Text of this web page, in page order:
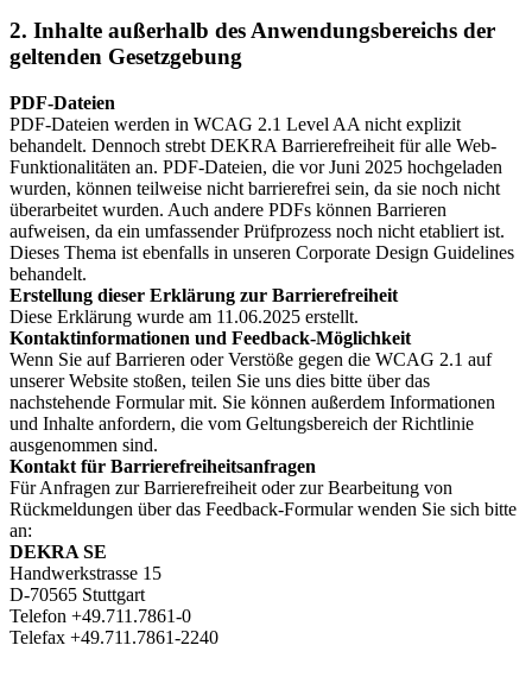
2. Inhalte außerhalb des Anwendungsbereichs der
geltenden Gesetzgebung
PDF-Dateien
PDF-Dateien werden in WCAG 2.1 Level AA nicht explizit
behandelt. Dennoch strebt DEKRA Barrierefreiheit für alle Web-
Funktionalitäten an. PDF-Dateien, die vor Juni 2025 hochgeladen
wurden, können teilweise nicht barrierefrei sein, da sie noch nicht
überarbeitet wurden. Auch andere PDFs können Barrieren
aufweisen, da ein umfassender Prüfprozess noch nicht etabliert ist.
Dieses Thema ist ebenfalls in unseren Corporate Design Guidelines
behandelt.
Erstellung dieser Erklärung zur Barrierefreiheit
Diese Erklärung wurde am 11.06.2025 erstellt.
Kontaktinformationen und Feedback-Möglichkeit
Wenn Sie auf Barrieren oder Verstöße gegen die WCAG 2.1 auf
unserer Website stoßen, teilen Sie uns dies bitte über das
nachstehende Formular mit. Sie können außerdem Informationen
und Inhalte anfordern, die vom Geltungsbereich der Richtlinie
ausgenommen sind.
Kontakt für Barrierefreiheitsanfragen
Für Anfragen zur Barrierefreiheit oder zur Bearbeitung von
Rückmeldungen über das Feedback-Formular wenden Sie sich bitte
an:
DEKRA SE
Handwerkstrasse 15
D-70565 Stuttgart
Telefon +49.711.7861-0
Telefax +49.711.7861-2240